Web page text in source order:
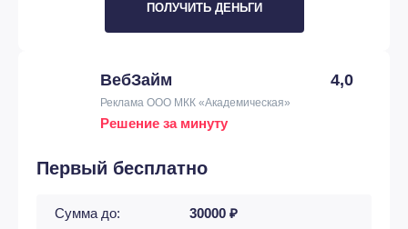
ПОЛУЧИТЬ ДЕНЬГИ
ВебЗайм 4,0
Реклама ООО МКК «Академическая»
Решение за минуту
Первый бесплатно
Сумма до: 30000 ₽